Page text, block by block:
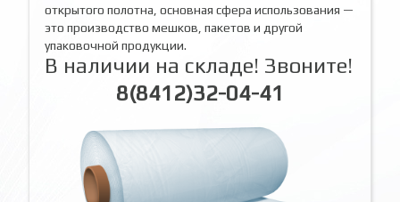
открытого полотна, основная сфера использования —
это производство мешков, пакетов и другой
упаковочной продукции.
В наличии на складе! Звоните!
8(8412)32-04-41